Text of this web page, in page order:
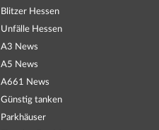
Blitzer Hessen
Unfälle Hessen
A3 News
A5 News
A661 News
Günstig tanken
Parkhäuser